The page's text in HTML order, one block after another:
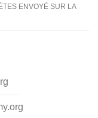
ENVOYÉ SUR LA